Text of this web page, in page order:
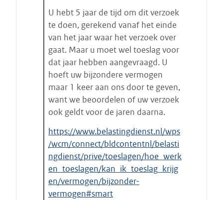
e
n
U hebt 5 jaar de tijd om dit verzoek
te doen, gerekend vanaf het einde
van het jaar waar het verzoek over
gaat. Maar u moet wel toeslag voor
dat jaar hebben aangevraagd. U
hoeft uw bijzondere vermogen
maar 1 keer aan ons door te geven,
want we beoordelen of uw verzoek
ook geldt voor de jaren daarna.
https://www.belastingdienst.nl/wps
/wcm/connect/bldcontentnl/belasti
ngdienst/prive/toeslagen/hoe_werk
en_toeslagen/kan_ik_toeslag_krijg
en/vermogen/bijzonder-
vermogen#smart